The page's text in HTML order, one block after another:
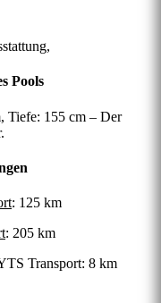
Pools
Tiefe: 155 cm – Der
: 125 km
: 205 km
Transport: 8 km